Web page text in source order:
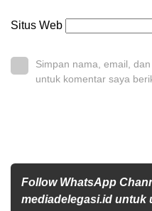
Situs Web
Simpan nama, email,
untuk komentar saya
Follow WhatsApp
mediadelegasi.id untuk